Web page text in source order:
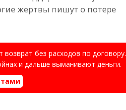
жертвы пишут о потере
без расходов по договору.
и дальше выманивают деньги.